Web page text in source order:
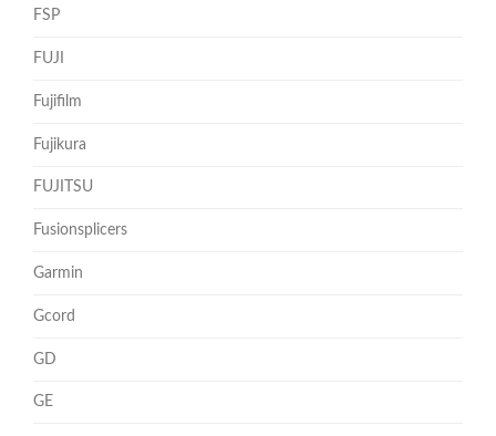
FSP
FUJI
Fujifilm
Fujikura
FUJITSU
Fusionsplicers
Garmin
Gcord
GD
GE